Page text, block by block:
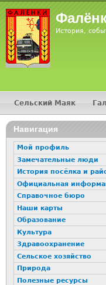
История,
Главное меню
Сельский Маяк
16+
Навигация
Мой профиль
Замечательные люди
История посёлка и
Официальная
Справочное бюро
Наши карты
Образование
Культура
Здравоохранение
Сельское хозяйство
Природа
Полезные ресурсы